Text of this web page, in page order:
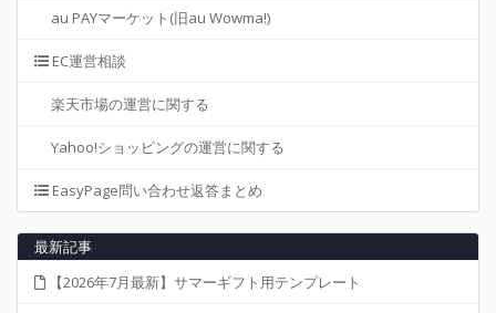
au PAYマーケット(旧au Wowma!)
EC運営相談
楽天市場の運営に関する
Yahoo!ショッピングの運営に関する
EasyPage問い合わせ返答まとめ
最新記事
【2026年7月最新】サマーギフト用テンプレート